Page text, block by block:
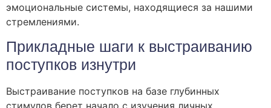
эмоциональные системы, находящиеся за нашими
стремлениями.
Прикладные шаги к выстраиванию
поступков изнутри
Выстраивание поступков на базе глубинных
стимулов берет начало с изучения личных